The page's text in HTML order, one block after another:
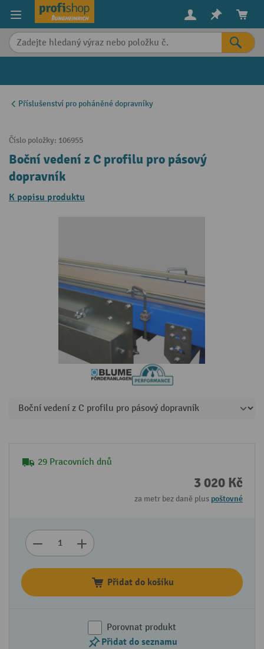
content
Příslušenství pro poháněné dopravníky
Číslo položky: 106955
Boční vedení z C profilu pro pásový
dopravník
K popisu produktu
29 Pracovních dnů
3 020 Kč
za metr bez daně plus poštovné
Přidat do košíku
Porovnat produkt
Přidat do seznamu